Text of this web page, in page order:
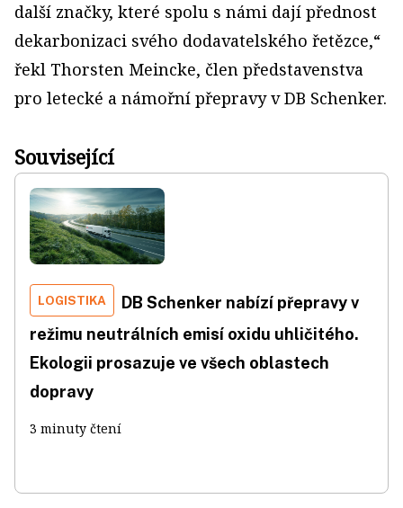
další značky, které spolu s námi dají přednost
dekarbonizaci svého dodavatelského řetězce,“
řekl Thorsten Meincke, člen představenstva
pro letecké a námořní přepravy v DB Schenker.
Související
LOGISTIKA
DB Schenker nabízí přepravy v
režimu neutrálních emisí oxidu uhličitého.
Ekologii prosazuje ve všech oblastech
dopravy
3 minuty čtení